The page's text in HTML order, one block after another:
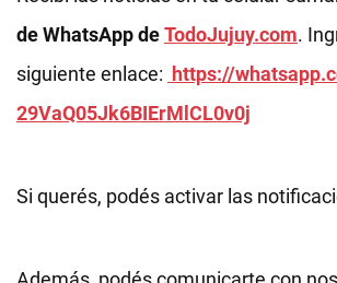
de WhatsApp deTodoJujuy.com.
siguiente enlace: https://
29VaQ05Jk6BIErMlCL0v0j
Si querés, podés activar las